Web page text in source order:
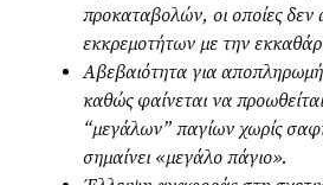
προκαταβολών, οι οποίες
εκκρεμοτήτων με την
Αβεβαιότητα για
καθώς φαίνεται να
“μεγάλων” παγίων χωρίς
σημαίνει «μεγάλο πάγιο».